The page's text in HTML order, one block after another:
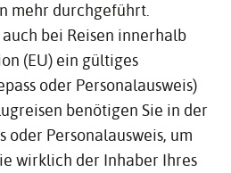
mehr durchgeführt.
bei Reisen innerhalb
(EU) ein gültiges
oder Personalausweis)
benötigen Sie in der
oder Personalausweis, um
wirklich der Inhaber Ihres